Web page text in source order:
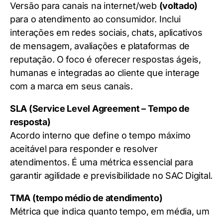
Versão para canais na internet/web (voltado)
para o atendimento ao consumidor. Inclui
interações em redes sociais, chats, aplicativos
de mensagem, avaliações e plataformas de
reputação. O foco é oferecer respostas ágeis,
humanas e integradas ao cliente que interage
com a marca em seus canais.
SLA (Service Level Agreement – Tempo de
resposta)
Acordo interno que define o tempo máximo
aceitável para responder e resolver
atendimentos. É uma métrica essencial para
garantir agilidade e previsibilidade no SAC Digital.
TMA (tempo médio de atendimento)
Métrica que indica quanto tempo, em média, um